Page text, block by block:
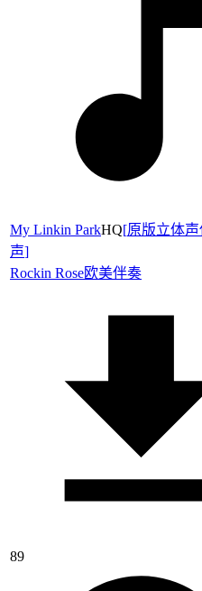
My Linkin ParkHQ[原版立体
声]
Rockin Rose欧美伴奏
89